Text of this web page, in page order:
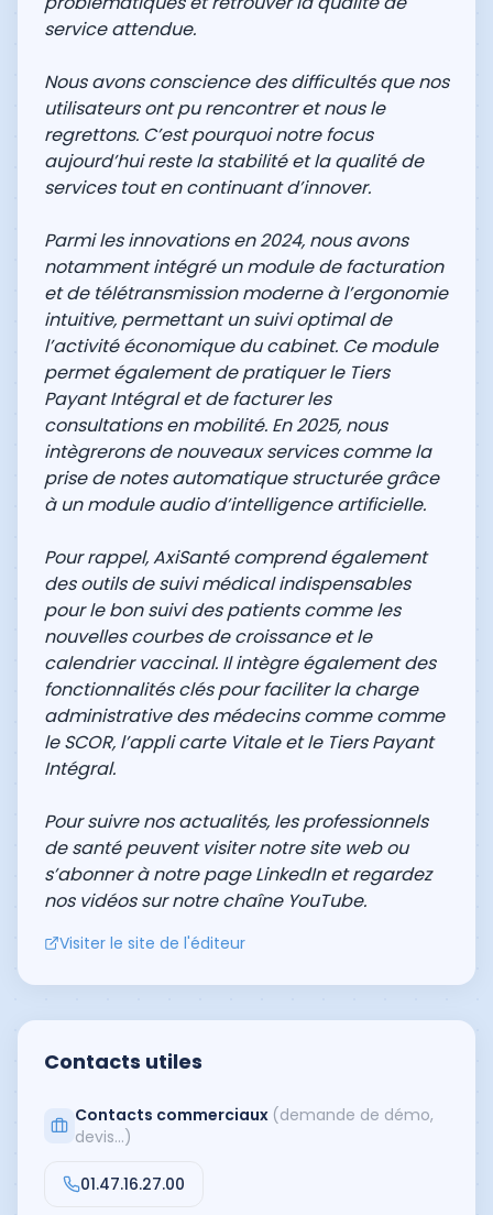
service attendue.
Nous avons conscience des difficultés que nos
utilisateurs ont pu rencontrer et nous le
regrettons. C’est pourquoi notre focus
aujourd’hui reste la stabilité et la qualité de
services tout en continuant d’innover.
Parmi les innovations en 2024, nous avons
notamment intégré un module de facturation
et de télétransmission moderne à l’ergonomie
intuitive, permettant un suivi optimal de
l’activité économique du cabinet. Ce module
permet également de pratiquer le Tiers
Payant Intégral et de facturer les
consultations en mobilité. En 2025, nous
intègrerons de nouveaux services comme la
prise de notes automatique structurée grâce
à un module audio d’intelligence artificielle.
Pour rappel, AxiSanté comprend également
des outils de suivi médical indispensables
pour le bon suivi des patients comme les
nouvelles courbes de croissance et le
calendrier vaccinal. Il intègre également des
fonctionnalités clés pour faciliter la charge
administrative des médecins comme comme
le SCOR, l’appli carte Vitale et le Tiers Payant
Intégral.
Pour suivre nos actualités, les professionnels
de santé peuvent visiternotre site webou
s’abonner ànotre page LinkedInet regardez
nos vidéos surnotre chaîne YouTube.
Visiter le site de l'éditeur
Contacts utiles
Contacts commerciaux (demande de démo,
devis…)
01.47.16.27.00